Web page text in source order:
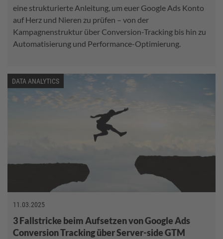
eine strukturierte Anleitung, um euer Google Ads Konto
auf Herz und Nieren zu prüfen – von der
Kampagnenstruktur über Conversion-Tracking bis hin zu
Automatisierung und Performance-Optimierung.
DATA ANALYTICS
11.03.2025
3 Fallstricke beim Aufsetzen von Google Ads
Conversion Tracking über Server-side GTM